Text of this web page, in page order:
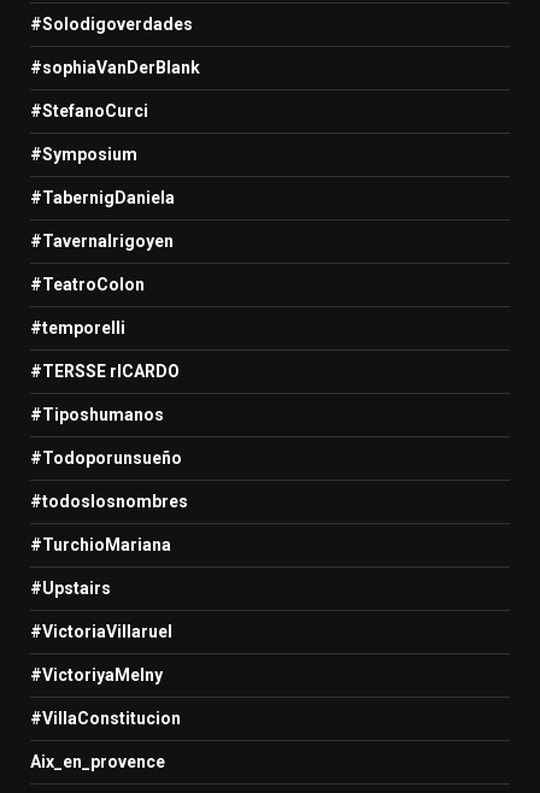
#Solodigoverdades
#sophiaVanDerBlank
#StefanoCurci
#Symposium
#TabernigDaniela
#TavernaIrigoyen
#TeatroColon
#temporelli
#TERSSE rICARDO
#Tiposhumanos
#Todoporunsueño
#todoslosnombres
#TurchioMariana
#Upstairs
#VictoriaVillaruel
#VictoriyaMelny
#VillaConstitucion
Aix_en_provence